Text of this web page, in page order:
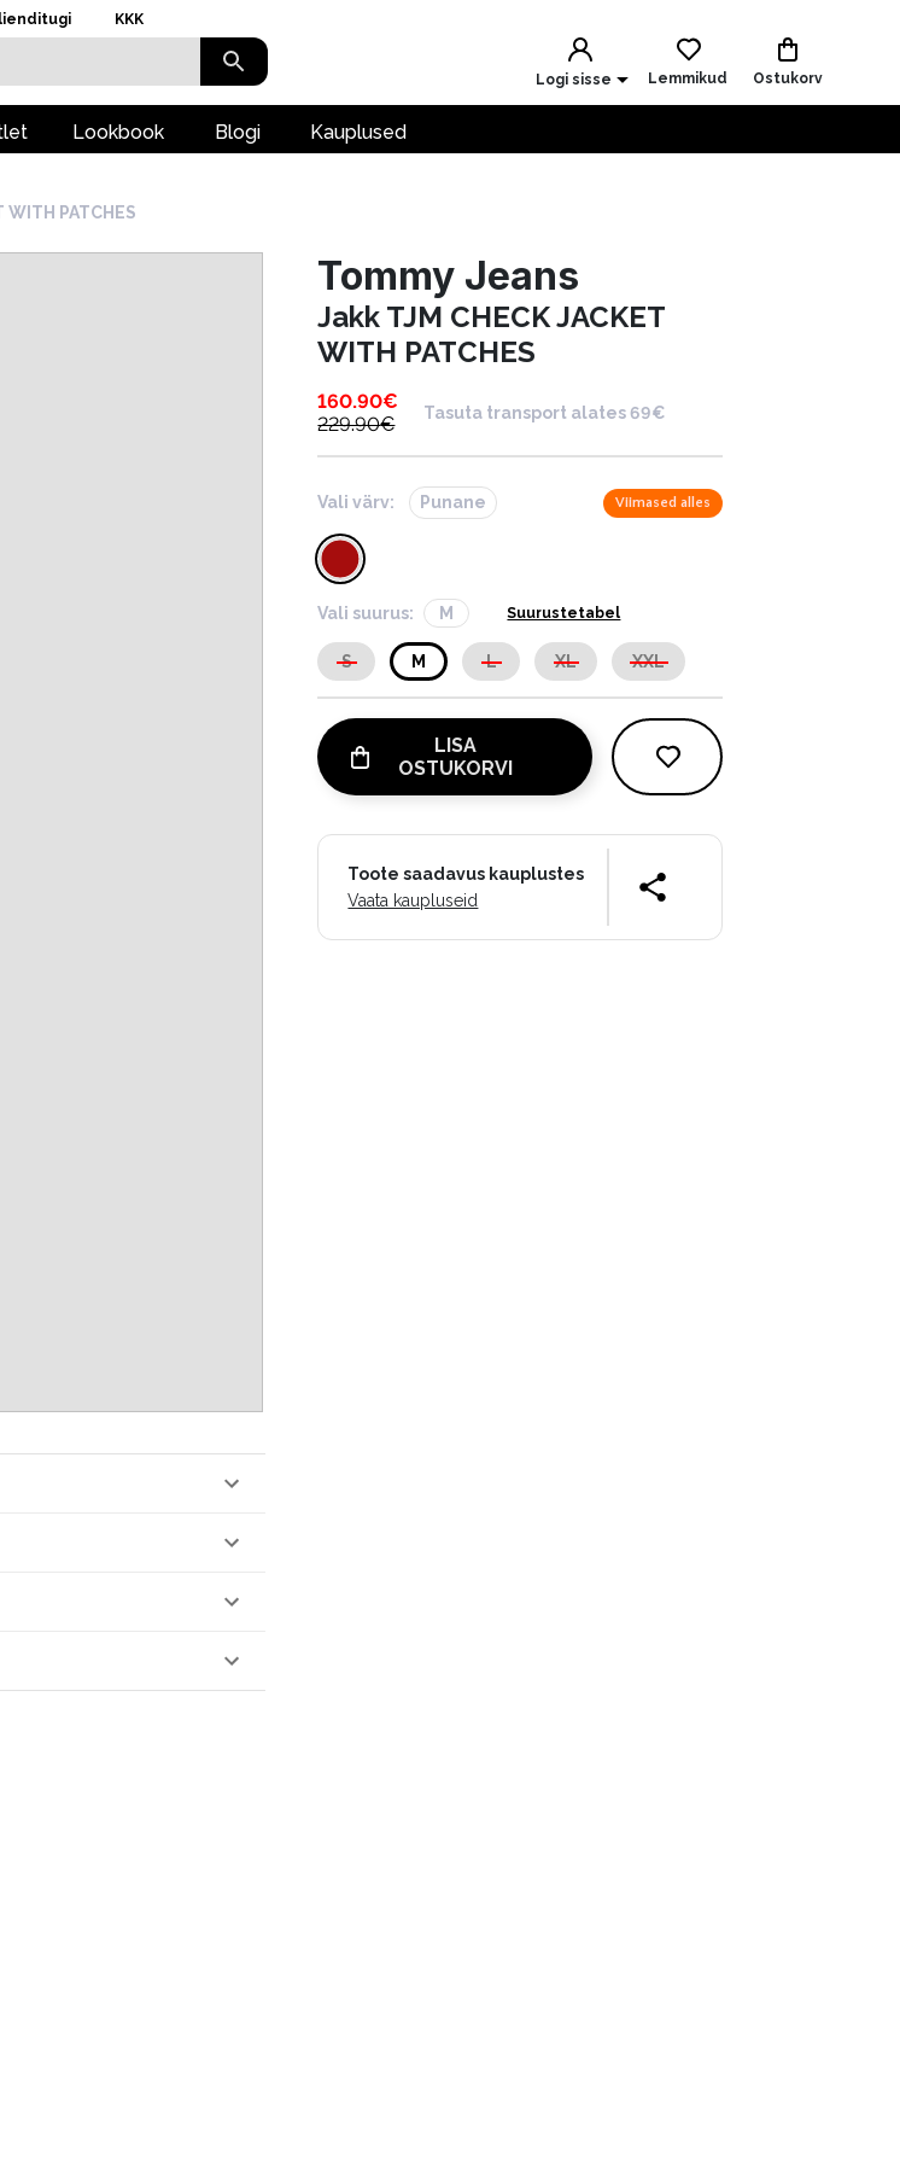
KKK
Logi sisse Lemmikud Ostukorv
Lookbook Blogi Kauplused
WITH PATCHES
Tommy Jeans
Jakk TJM CHECK JACKET
WITH PATCHES
160.90€
229.90€
Tasuta transport alates 69€
Vali värv: Punane Viimased alles
Vali suurus: M Suurustetabel
S M L XL XXL
LISA
OSTUKORVI
Toote saadavus kauplustes
Vaata kaupluseid